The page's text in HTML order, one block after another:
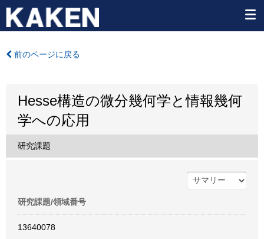
前のページに戻る
Hesse構造の微分幾何学と情報幾何
学への応用
研究課題
研究課題/領域番号
13640078